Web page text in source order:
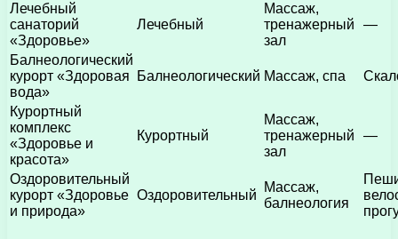
Лечебный
санаторий
«Здоровье»
Лечебный
Массаж,
тренажерный
зал
—
Балнеологический
курорт «Здоровая
вода»
Балнеологический Массаж, спа
Курортный
комплекс
«Здоровье и
красота»
Курортный
Массаж,
тренажерный
зал
—
Оздоровительный
курорт «Здоровье
и природа»
Оздоровительный
Массаж,
балнеология